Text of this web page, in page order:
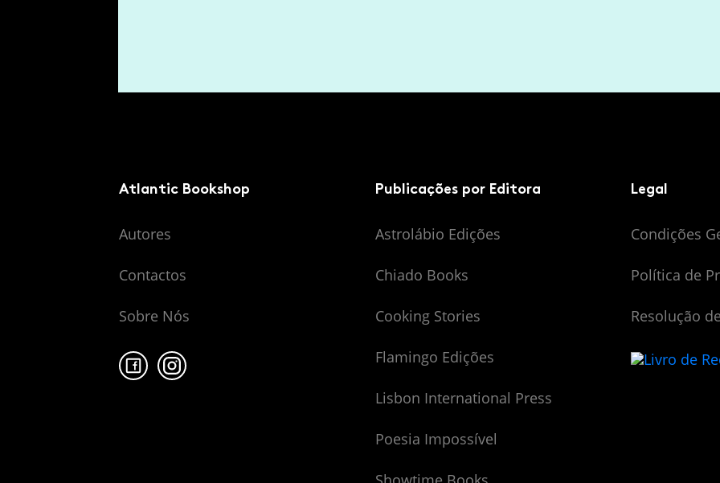
Atlantic Bookshop
Autores
Contactos
Sobre Nós
Publicações por Editora
Astrolábio Edições
Chiado Books
Cooking Stories
Flamingo Edições
Lisbon International Press
Poesia Impossível
Legal
Condições
Política de
Resolução